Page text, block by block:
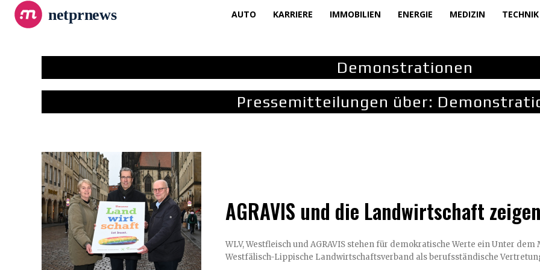
netprnews AUTO KARRIERE IMMOBILIEN ENERGIE MEDIZIN TECHNIK
Demonstrationen
Pressemitteilungen über:
AGRAVIS und die Landwirtschaft
WLV, Westfleisch und AGRAVIS stehen für demokratische Werte ein Unter dem Motto "Unsere Landwirtschaft ist bunt" setzen der
Westfälisch-Lippische Landwirtschaftsverband als berufsständische